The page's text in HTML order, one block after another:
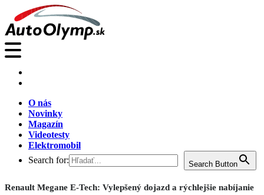
O nás
Novinky
Magazín
Videotesty
Elektromobil
Search for:
Search Button
Renault Megane E-Tech: Vylepšený dojazd a rýchlejšie nabíjanie